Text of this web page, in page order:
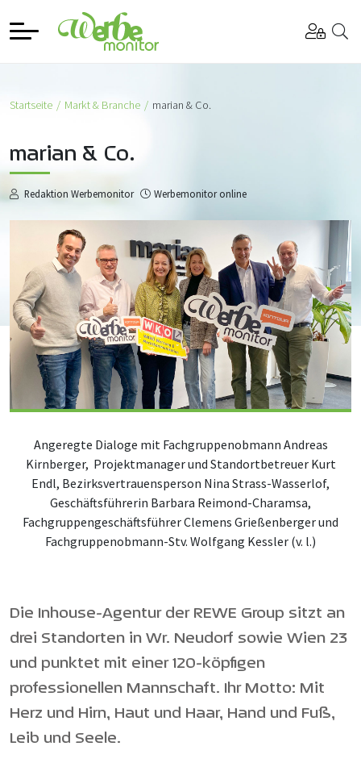
Startseite Markt & Branche marian & Co.
marian & Co.
Redaktion Werbemonitor Werbemonitor online
Angeregte Dialoge mit Fachgruppenobmann Andreas
Kirnberger, Projektmanager und Standortbetreuer Kurt
Endl, Bezirksvertrauensperson Nina Strass-Wasserlof,
Geschäftsführerin Barbara Reimond-Charamsa,
Fachgruppengeschäftsführer Clemens Grießenberger und
Fachgruppenobmann-Stv. Wolfgang Kessler (v. l.)
Die Inhouse-Agentur der REWE Group sitzt an
drei Standorten in Wr. Neudorf sowie Wien 23
und punktet mit einer 120-köpfigen
professionellen Mannschaft. Ihr Motto: Mit
Herz und Hirn, Haut und Haar, Hand und Fuß,
Leib und Seele.